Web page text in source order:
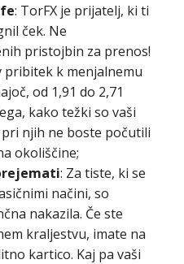
: TorFX je prijatelj, ki ti
ček. Ne
pristojbin za prenos!
pribitek k menjalnemu
od 1,91 do 2,71
kako težki so vaši
njih ne boste počutili
okoliščine;
: Za tiste, ki se
načini, so
nakazila. Če ste
kraljestvu, imate na
kartico. Kaj pa vaši